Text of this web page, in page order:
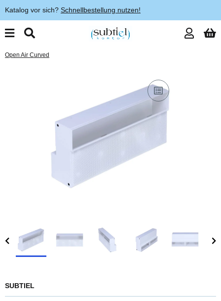
Katalog vor sich? Schnellbestellung nutzen!
Open Air Curved
SUBTIEL